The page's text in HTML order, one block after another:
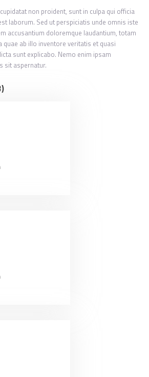
non proident, sunt in culpa qui officia
laborum. Sed ut perspiciatis unde omnis iste
accusantium doloremque laudantium, totam
quae ab illo inventore veritatis et quasi
sunt explicabo. Nemo enim ipsam
sit aspernatur.